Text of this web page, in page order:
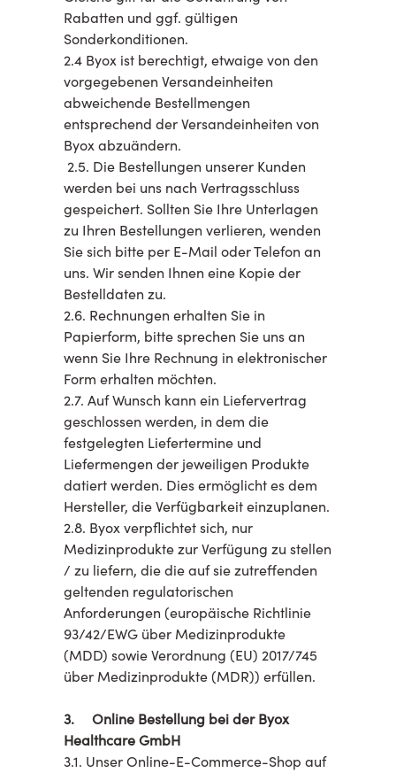
Rabatten und ggf. gültigen
Sonderkonditionen.
2.4 Byox ist berechtigt, etwaige von den
vorgegebenen Versandeinheiten
abweichende Bestellmengen
entsprechend der Versandeinheiten von
Byox abzuändern.
2.5. Die Bestellungen unserer Kunden
werden bei uns nach Vertragsschluss
gespeichert. Sollten Sie Ihre Unterlagen
zu Ihren Bestellungen verlieren, wenden
Sie sich bitte per E-Mail oder Telefon an
uns. Wir senden Ihnen eine Kopie der
Bestelldaten zu.
2.6. Rechnungen erhalten Sie in
Papierform, bitte sprechen Sie uns an
wenn Sie Ihre Rechnung in elektronischer
Form erhalten möchten.
2.7. Auf Wunsch kann ein Liefervertrag
geschlossen werden, in dem die
festgelegten Liefertermine und
Liefermengen der jeweiligen Produkte
datiert werden. Dies ermöglicht es dem
Hersteller, die Verfügbarkeit einzuplanen.
2.8. Byox verpflichtet sich, nur
Medizinprodukte zur Verfügung zu stellen
/ zu liefern, die die auf sie zutreffenden
geltenden regulatorischen
Anforderungen (europäische Richtlinie
93/42/EWG über Medizinprodukte
(MDD) sowie Verordnung (EU) 2017/745
über Medizinprodukte (MDR)) erfüllen.
3. Online Bestellung bei der Byox
Healthcare GmbH
3.1. Unser Online-E-Commerce-Shop auf